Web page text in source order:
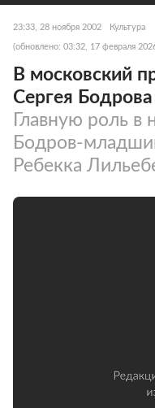
23:33, 28 ноября 2002 Культура
(обновлено: 03:32, 17 февраля
В московский
Сергея
Главную роль в
Бодров-
Ребекка